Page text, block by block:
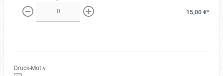
weniger mehr
15,00 €*
Druck-Motiv